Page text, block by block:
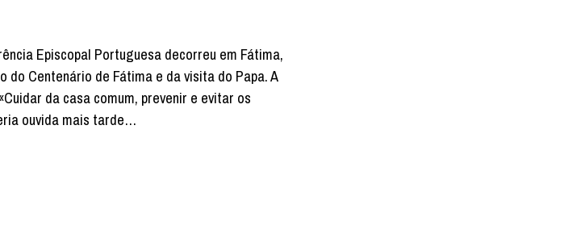
Episcopal Portuguesa decorreu em Fátima,
do Centenário de Fátima e da visita do Papa. A
da casa comum, prevenir e evitar os
ouvida mais tarde…